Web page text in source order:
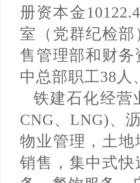
册资本金
室（党群纪检
售管理部和财
中总部职工38人
铁建石化经营
CNG、LNG)、
物业管理，土
销售，集中式